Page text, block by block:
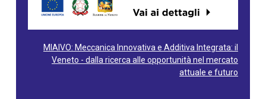
MIAIVO: Meccanica Innovativa e Additiva Integrata: il
Veneto - dalla ricerca alle opportunità nel mercato
attuale e futuro